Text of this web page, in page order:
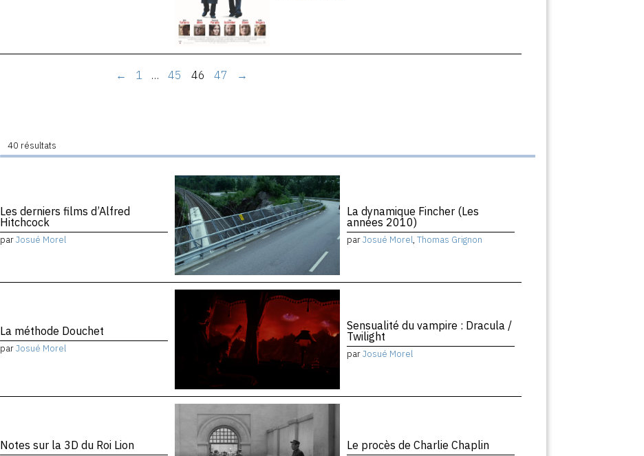
← 1 … 45 46 47 →
40 résultats
Les derniers films d’Alfred
Hitchcock
parJosué Morel
La dynamique Fincher (Les
années 2010)
parJosué Morel, Thomas Grignon
La méthode Douchet
parJosué Morel
Sensualité du vampire : Dracula /
Twilight
parJosué Morel
Notes sur la 3D du Roi Lion Le procès de Charlie Chaplin